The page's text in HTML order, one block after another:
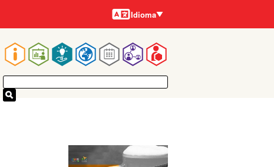
Navegação
principal
Idiomas
Idioma